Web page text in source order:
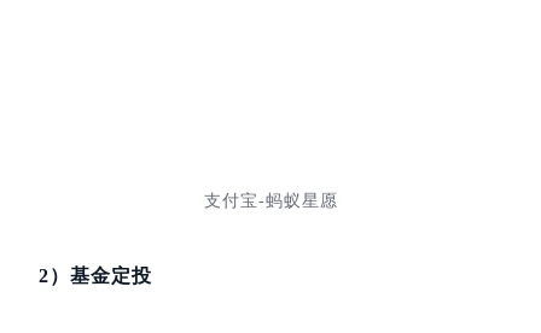
支付宝-蚂蚁星愿
2）基金定投